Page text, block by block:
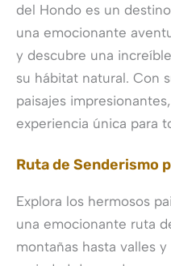
del Hondo es un
una emocionante
y descubre una
su hábitat natural. Con
paisajes
experiencia única para
Ruta de Senderismo
Explora los hermosos
una emocionante ruta
montañas hasta valles